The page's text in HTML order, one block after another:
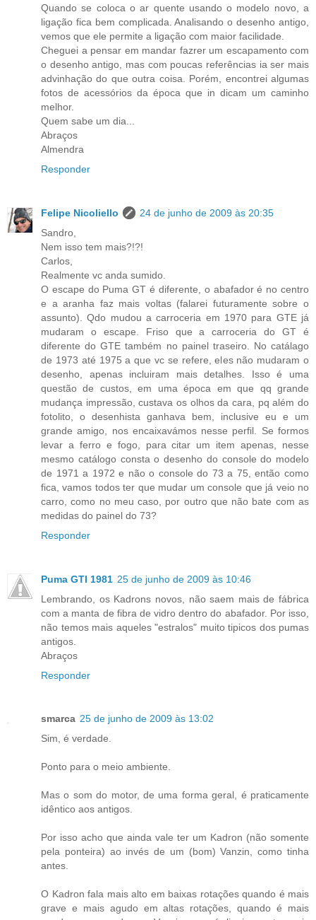
Quando se coloca o ar quente usando o modelo novo, a
ligação fica bem complicada. Analisando o desenho antigo,
vemos que ele permite a ligação com maior facilidade.
Cheguei a pensar em mandar fazrer um escapamento com
o desenho antigo, mas com poucas referências ia ser mais
advinhação do que outra coisa. Porém, encontrei algumas
fotos de acessórios da época que in dicam um caminho
melhor.
Quem sabe um dia...
Abraços
Almendra
Responder
Felipe Nicoliello
24 de junho de 2009 às 20:35
Sandro,
Nem isso tem mais?!?!
Carlos,
Realmente vc anda sumido.
O escape do Puma GT é diferente, o abafador é no centro
e a aranha faz mais voltas (falarei futuramente sobre o
assunto). Qdo mudou a carroceria em 1970 para GTE já
mudaram o escape. Friso que a carroceria do GT é
diferente do GTE também no painel traseiro. No catálago
de 1973 até 1975 a que vc se refere, eles não mudaram o
desenho, apenas incluiram mais detalhes. Isso é uma
questão de custos, em uma época em que qq grande
mudança impressão, custava os olhos da cara, pq além do
fotolito, o desenhista ganhava bem, inclusive eu e um
grande amigo, nos encaixavámos nesse perfil. Se formos
levar a ferro e fogo, para citar um item apenas, nesse
mesmo catálogo consta o desenho do console do modelo
de 1971 a 1972 e não o console do 73 a 75, então como
fica, vamos todos ter que mudar um console que já veio no
carro, como no meu caso, por outro que não bate com as
medidas do painel do 73?
Responder
Puma GTI 1981 25 de junho de 2009 às 10:46
Lembrando, os Kadrons novos, não saem mais de fábrica
com a manta de fibra de vidro dentro do abafador. Por isso,
não temos mais aqueles "estralos" muito tipicos dos pumas
antigos.
Abraços
Responder
smarca 25 de junho de 2009 às 13:02
Sim, é verdade.
Ponto para o meio ambiente.
Mas o som do motor, de uma forma geral, é praticamente
idêntico aos antigos.
Por isso acho que ainda vale ter um Kadron (não somente
pela ponteira) ao invés de um (bom) Vanzin, como tinha
antes.
O Kadron fala mais alto em baixas rotações quando é mais
grave e mais agudo em altas rotações, quando é mais